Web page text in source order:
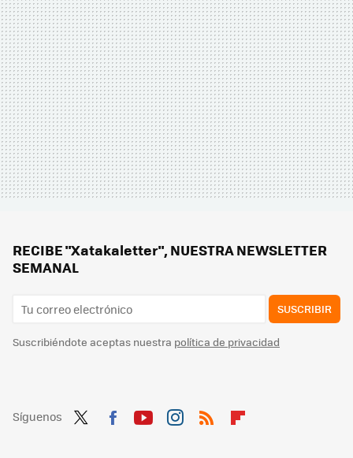
RECIBE "Xatakaletter", NUESTRA NEWSLETTER
SEMANAL
SUSCRIBIR
Suscribiéndote aceptas nuestra política de privacidad
Síguenos